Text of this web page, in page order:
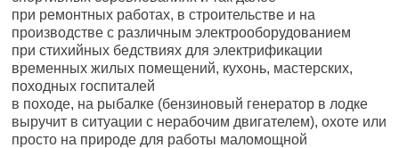
при ремонтных работах, в строительстве и на
производстве с различным электрооборудованием
при стихийных бедствиях для электрификации
временных жилых помещений, кухонь, мастерских,
походных госпиталей
в походе, на рыбалке (бензиновый генератор в лодке
выручит в ситуации с нерабочим двигателем), охоте или
просто на природе для работы маломощной